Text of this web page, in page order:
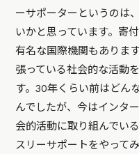
ーサポーターというのは
いかと思っています。寄
有名な国際機関もありま
張っている社会的な活動
す。30年くらい前はどん
んでしたが、今はインタ
会的活動に取り組んでい
スリーサポートをやって